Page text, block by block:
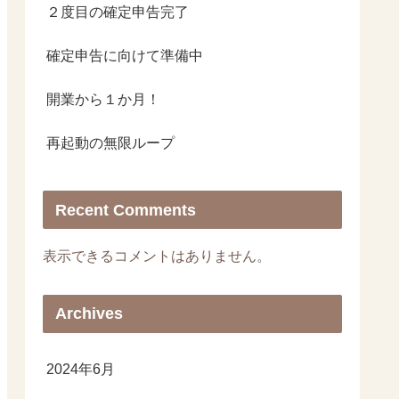
２度目の確定申告完了
確定申告に向けて準備中
開業から１か月！
再起動の無限ループ
Recent Comments
表示できるコメントはありません。
Archives
2024年6月